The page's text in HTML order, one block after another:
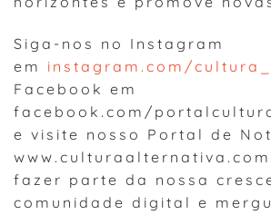
Siga-nos no Instagram
em instagram.com/
Facebook em
facebook.com/
e visite nosso Portal de
fazer parte da nossa
comunidade digital e